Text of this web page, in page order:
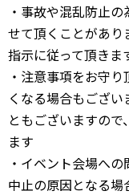
・事故や混乱防止
せて頂くことがあり
指示に従って頂きま
・注意事項をお守
くなる場合もござ
ともございますの
ます
・イベント会場へ
中止の原因となる場